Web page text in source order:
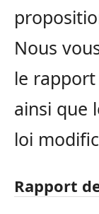
Nous
le rapport
ainsi que
loi
Rapport